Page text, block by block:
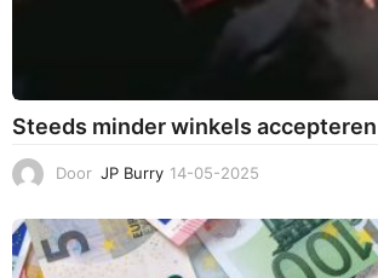
Steeds minder winkels
Door JP Burry 14-05-2025
-